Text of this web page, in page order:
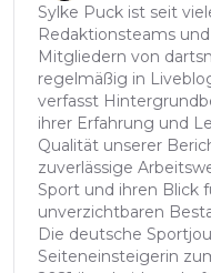
Sylke Puck ist seit
Redaktionsteams
Mitgliedern von
regelmäßig in
verfasst
ihrer Erfahrung und
Qualität unserer
zuverlässige
Sport und ihren Blick
unverzichtbaren
Die deutsche
Seiteneinsteigerin